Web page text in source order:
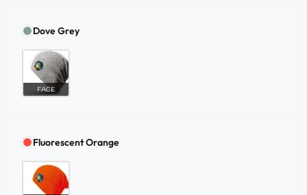
Dove Grey
FACE
Fluorescent Orange